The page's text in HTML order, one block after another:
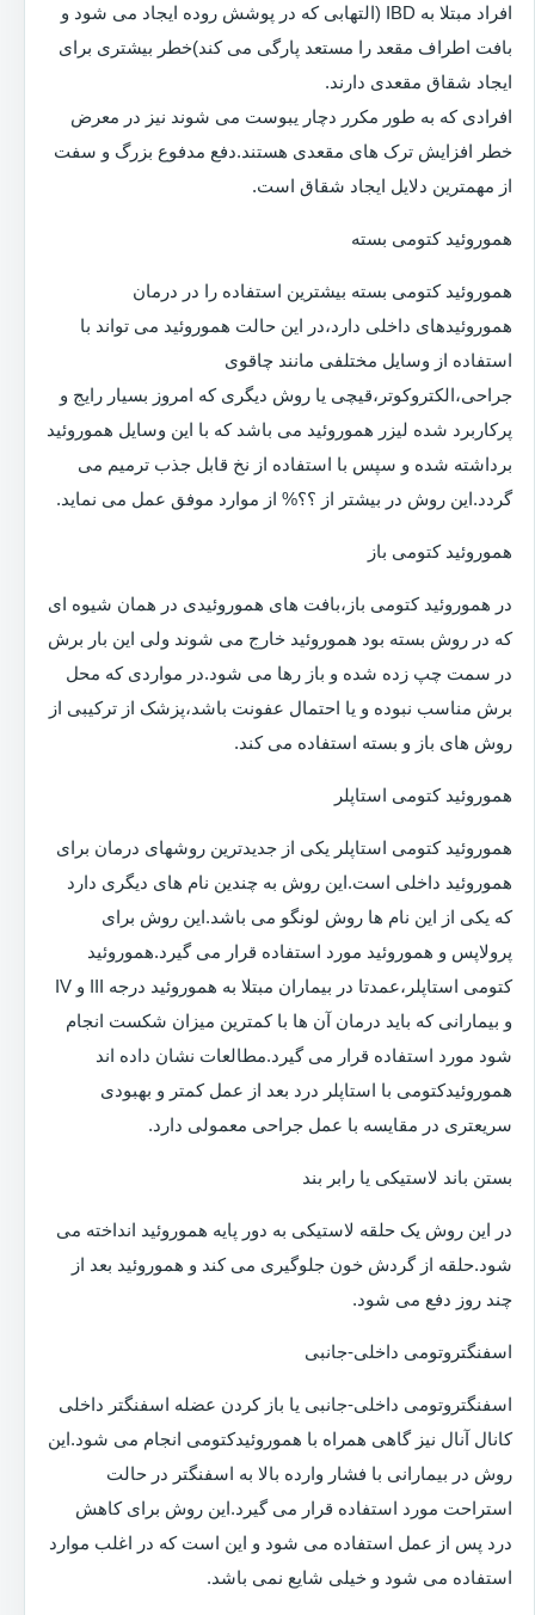
افراد مبتلا به IBD (التهابی که در پوشش روده ایجاد می شود و
بافت اطراف مقعد را مستعد پارگی می کند)خطر بیشتری برای
ایجاد شقاق مقعدی دارند.
افرادی که به طور مکرر دچار یبوست می شوند نیز در معرض
خطر افزایش ترک های مقعدی هستند.دفع مدفوع بزرگ و سفت
از مهمترین دلایل ایجاد شقاق است.
هموروئید کتومی بسته
هموروئید کتومی بسته بیشترین استفاده را در درمان
هموروئیدهای داخلی دارد،در این حالت هموروئید می تواند با
استفاده از وسایل مختلفی مانند چاقوی
جراحی،الکتروکوتر،قیچی یا روش دیگری که امروز بسیار رایج و
پرکاربرد شده لیزر هموروئید می باشد که با این وسایل هموروئید
برداشته شده و سپس با استفاده از نخ قابل جذب ترمیم می
گردد.این روش در بیشتر از ؟؟% از موارد موفق عمل می نماید.
هموروئید کتومی باز
در هموروئید کتومی باز،بافت های هموروئیدی در همان شیوه ای
که در روش بسته بود هموروئید خارج می شوند ولی این بار برش
در سمت چپ زده شده و باز رها می شود.در مواردی که محل
برش مناسب نبوده و یا احتمال عفونت باشد،پزشک از ترکیبی از
روش های باز و بسته استفاده می کند.
هموروئید کتومی استاپلر
هموروئید کتومی استاپلر یکی از جدیدترین روشهای درمان برای
هموروئید داخلی است.این روش به چندین نام های دیگری دارد
که یکی از این نام ها روش لونگو می باشد.این روش برای
پرولاپس و هموروئید مورد استفاده قرار می گیرد.هموروئید
کتومی استاپلر،عمدتا در بیماران مبتلا به هموروئید درجه III و IV
و بیمارانی که باید درمان آن ها با کمترین میزان شکست انجام
شود مورد استفاده قرار می گیرد.مطالعات نشان داده اند
هموروئیدکتومی با استاپلر درد بعد از عمل کمتر و بهبودی
سریعتری در مقایسه با عمل جراحی معمولی دارد.
بستن باند لاستیکی یا رابر بند
در این روش یک حلقه لاستیکی به دور پایه هموروئید انداخته می
شود.حلقه از گردش خون جلوگیری می کند و هموروئید بعد از
چند روز دفع می شود.
اسفنگتروتومی داخلی-جانبی
اسفنگتروتومی داخلی-جانبی یا باز کردن عضله اسفنگتر داخلی
کانال آنال نیز گاهی همراه با هموروئیدکتومی انجام می شود.این
روش در بیمارانی با فشار وارده بالا به اسفنگتر در حالت
استراحت مورد استفاده قرار می گیرد.این روش برای کاهش
درد پس از عمل استفاده می شود و این است که در اغلب موارد
استفاده می شود و خیلی شایع نمی باشد.